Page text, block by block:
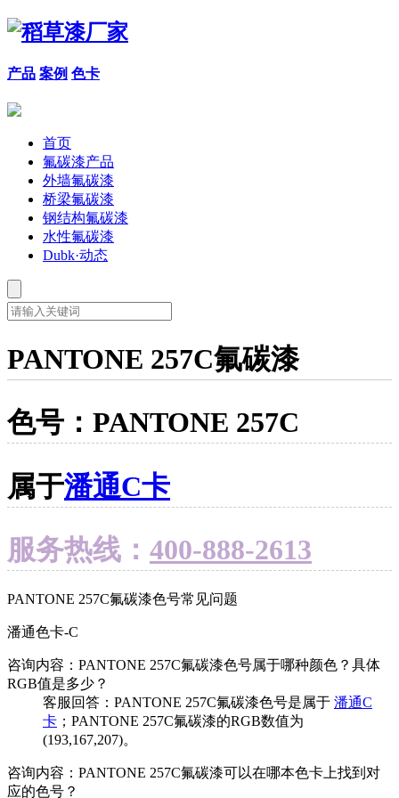
产品 案例 色卡
首页
氟碳漆产品
外墙氟碳漆
桥梁氟碳漆
钢结构氟碳漆
水性氟碳漆
Dubk·动态
PANTONE 257C氟碳漆
色号：PANTONE 257C
属于潘通C卡
服务热线： 400-888-2613
PANTONE 257C氟碳漆色号常见问题
潘通色卡-C
咨询内容：PANTONE 257C氟碳漆色号属于哪种颜色？具体
RGB值是多少？
客服回答：PANTONE 257C氟碳漆色号是属于 潘通C
卡 ；PANTONE 257C氟碳漆的RGB数值为
(193,167,207)。
咨询内容：PANTONE 257C氟碳漆可以在哪本色卡上找到对
应的色号？